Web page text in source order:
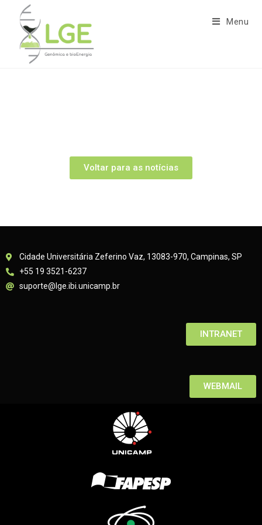
Menu
Voltar para as notícias
Cidade Universitária Zeferino Vaz, 13083-970, Campinas, SP
+55 19 3521-6237
suporte@lge.ibi.unicamp.br
INTRANET
WEBMAIL